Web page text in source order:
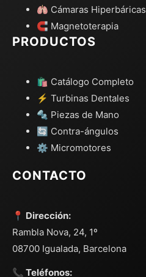
🫁 Cámaras Hiperbáricas
🧲 Magnetoterapia
PRODUCTOS
🛍️ Catálogo Completo
⚡ Turbinas Dentales
🔩 Piezas de Mano
🔄 Contra-ángulos
⚙️ Micromotores
CONTACTO
📍 Dirección:
Rambla Nova, 24, 1º
08700 Igualada, Barcelona
📞 Teléfonos: